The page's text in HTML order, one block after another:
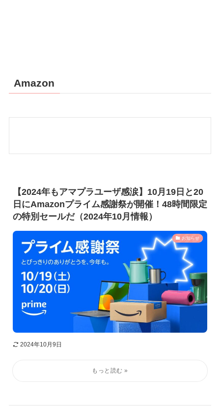
Amazon
【2024年もアマプラユーザ感涙】10月19日と20
日にAmazonプライム感謝祭が開催！48時間限定
の特別セールだ（2024年10月情報）
お知らせ
2024年10月9日